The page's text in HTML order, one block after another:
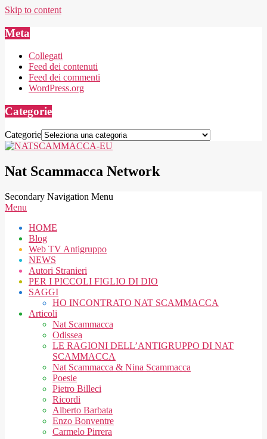
Skip to content
Meta
Collegati
Feed dei contenuti
Feed dei commenti
WordPress.org
Categorie
Categorie
Nat Scammacca Network
Secondary Navigation Menu
Menu
HOME
Blog
Web TV Antigruppo
NEWS
Autori Stranieri
PER I PICCOLI FIGLIO DI DIO
SAGGI
HO INCONTRATO NAT SCAMMACCA
Articoli
Nat Scammacca
Odissea
LE RAGIONI DELL’ANTIGRUPPO DI NAT
SCAMMACCA
Nat Scammacca & Nina Scammacca
Poesie
Pietro Billeci
Ricordi
Alberto Barbata
Enzo Bonventre
Carmelo Pirrera